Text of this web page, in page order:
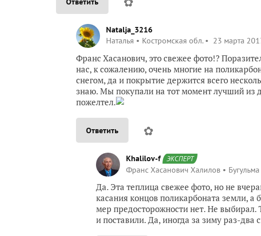
Natalja_3216
Наталья
Костромская обл. 23 марта
Франс Хасанович, это свежее фото!?
нас, к сожалению, очень многие на
снегом, да и покрытие держится всего
знаю. Мы покупали на тот момент лучший из
пожелтел.
Ответить ✿
Khalilov-f ЭКСПЕРТ
Франс Хасанович Халилов Бугульма
Да. Эта теплица свежее фото, но не
касания концов поликарбоната земли,
мер предосторожности нет. Не
и поставили. Да, иногда за зиму раз-два